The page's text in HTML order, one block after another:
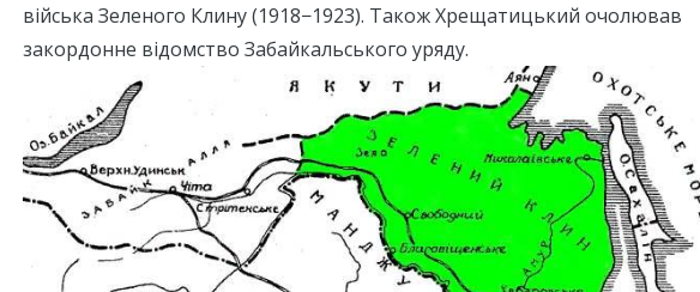
війська Зеленого Клину (1918−1923). Також Хрещатицький очолював
закордонне відомство Забайкальського уряду.